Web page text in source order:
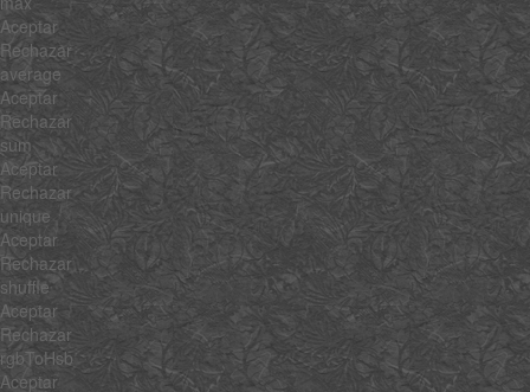
Aceptar
Rechazar
average
Aceptar
Rechazar
sum
Aceptar
Rechazar
unique
Aceptar
Rechazar
shuffle
Aceptar
Rechazar
rgbToHsb
Aceptar